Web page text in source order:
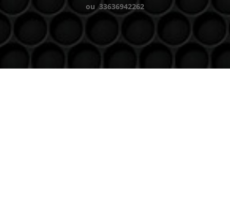
ou 33636942262